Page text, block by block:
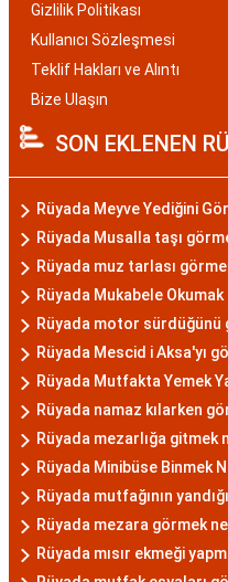
Gizlilik Politikası
Kullanıcı Sözleşmesi
Teklif Hakları ve Alıntı
Bize Ulaşın
SON EKLENEN
Rüyada Meyve Yediğini
Rüyada Musalla taşı
Rüyada muz tarlası
Rüyada Mukabele
Rüyada motor sürdüğünü
Rüyada Mescid i Aksa'yı
Rüyada Mutfakta Yemek
Rüyada namaz kılarken
Rüyada mezarlığa gitmek
Rüyada Minibüse Binmek
Rüyada mutfağının
Rüyada mezara görmek
Rüyada mısır ekmeği